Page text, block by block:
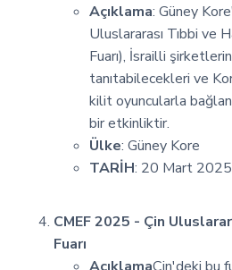
Açıklama: Güney
Uluslararası Tıbbi ve
Fuarı), İsrailli
tanıtabilecekleri ve
kilit oyuncularla
bir etkinliktir.
Ülke: Güney Kore
TARİH: 20 Mart 2025
CMEF 2025 - Çin
Fuarı
AçıklamaÇin'deki bu